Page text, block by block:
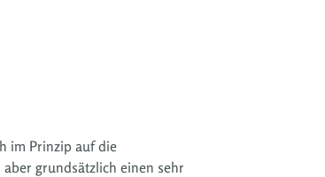
im Prinzip auf die
grundsätzlich einen sehr